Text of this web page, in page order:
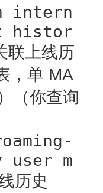
intern
histor
联上线历
，单 MA
（你查询
m
历史